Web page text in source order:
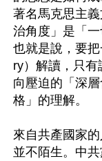
著名馬克思主
治角度」是「
也就是說，要
ry）解讀，只
向壓迫的「深
格」的理解。
來自共產國家
並不陌生。中